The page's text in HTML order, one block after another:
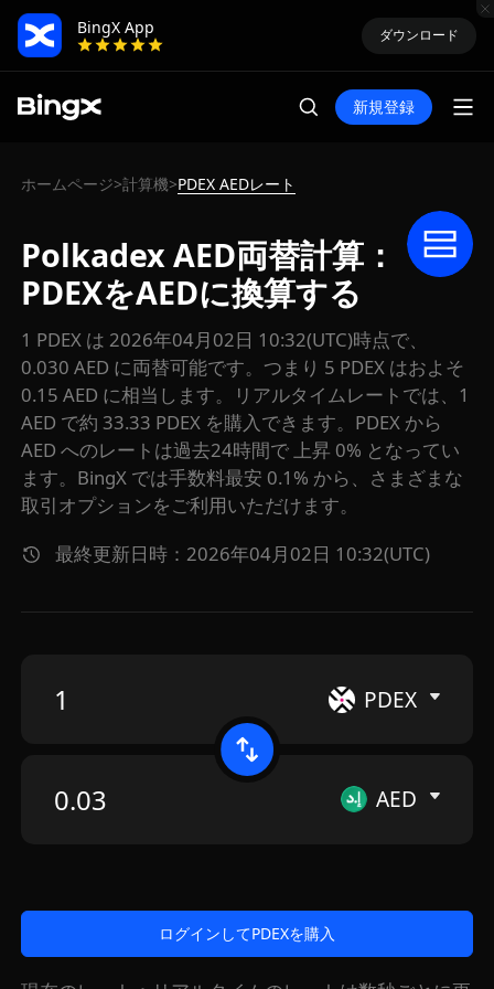
BingX App
ダウンロード
新規登録
ホームページ>計算機>PDEX AEDレート
Polkadex AED両替計算：
PDEXをAEDに換算する
1 PDEX は 2026年04月02日 10:32(UTC)時点で、
0.030 AED に両替可能です。つまり 5 PDEX はおよそ
0.15 AED に相当します。リアルタイムレートでは、1
AED で約 33.33 PDEX を購入できます。PDEX から
AED へのレートは過去24時間で 上昇 0% となってい
ます。BingX では手数料最安 0.1% から、さまざまな
取引オプションをご利用いただけます。
最終更新日時：2026年04月02日 10:32(UTC)
PDEX
AED
ログインしてPDEXを購入